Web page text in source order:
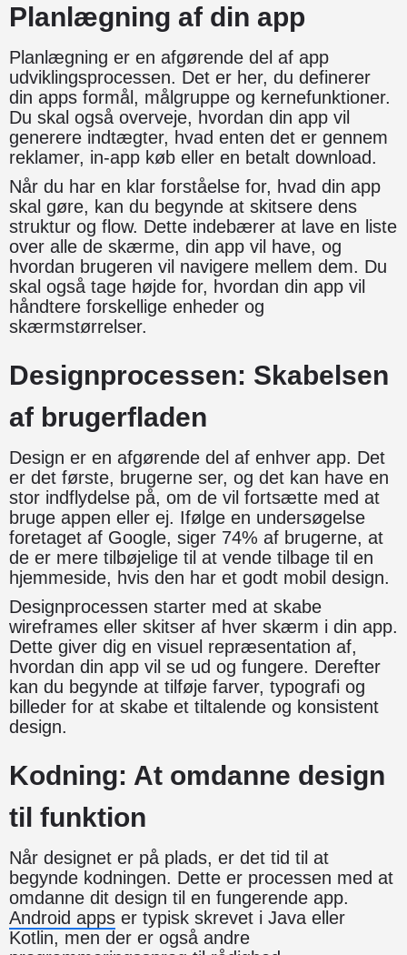
Planlægning af din app
Planlægning er en afgørende del af app
udviklingsprocessen. Det er her, du definerer
din apps formål, målgruppe og kernefunktioner.
Du skal også overveje, hvordan din app vil
generere indtægter, hvad enten det er gennem
reklamer, in-app køb eller en betalt download.
Når du har en klar forståelse for, hvad din app
skal gøre, kan du begynde at skitsere dens
struktur og flow. Dette indebærer at lave en liste
over alle de skærme, din app vil have, og
hvordan brugeren vil navigere mellem dem. Du
skal også tage højde for, hvordan din app vil
håndtere forskellige enheder og
skærmstørrelser.
Designprocessen: Skabelsen
af brugerfladen
Design er en afgørende del af enhver app. Det
er det første, brugerne ser, og det kan have en
stor indflydelse på, om de vil fortsætte med at
bruge appen eller ej. Ifølge en undersøgelse
foretaget af Google, siger 74% af brugerne, at
de er mere tilbøjelige til at vende tilbage til en
hjemmeside, hvis den har et godt mobil design.
Designprocessen starter med at skabe
wireframes eller skitser af hver skærm i din app.
Dette giver dig en visuel repræsentation af,
hvordan din app vil se ud og fungere. Derefter
kan du begynde at tilføje farver, typografi og
billeder for at skabe et tiltalende og konsistent
design.
Kodning: At omdanne design
til funktion
Når designet er på plads, er det tid til at
begynde kodningen. Dette er processen med at
omdanne dit design til en fungerende app.
Android apps er typisk skrevet i Java eller
Kotlin, men der er også andre